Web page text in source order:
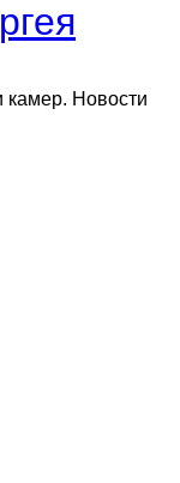
камер. Новости